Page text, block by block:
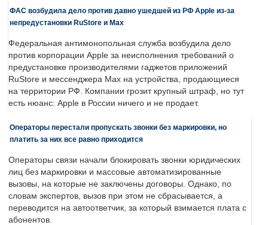
ФАС возбудила дело против давно ушедшей из РФ Apple из-за
непредустановки RuStore и Max
Федеральная антимонопольная служба возбудила дело
против корпорации Apple за неисполнения требований о
предустановке производителями гаджетов приложений
RuStore и мессенджера Max на устройства, продающиеся
на территории РФ. Компании грозит крупный штраф, но тут
есть нюанс: Apple в России ничего и не продает.
Операторы перестали пропускать звонки без маркировки, но
платить за них все равно приходится
Операторы связи начали блокировать звонки юридических
лиц без маркировки и массовые автоматизированные
вызовы, на которые не заключены договоры. Однако, по
словам экспертов, вызов при этом не сбрасывается, а
переводится на автоответчик, за который взимается плата с
абонентов.